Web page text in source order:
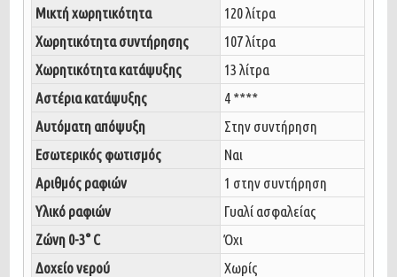
Μικτή χωρητικότητα
120 λίτρα
Χωρητικότητα συντήρησης
107 λίτρα
Χωρητικότητα κατάψυξης
13 λίτρα
Αστέρια κατάψυξης
4 ****
Αυτόματη απόψυξη
Στην συντήρηση
Εσωτερικός φωτισμός
Ναι
Αριθμός ραφιών
1 στην συντήρηση
Υλικό ραφιών
Γυαλί ασφαλείας
Ζώνη 0-3° C
Όχι
Δοχείο νερού
Χωρίς